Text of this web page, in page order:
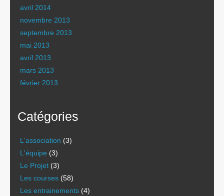
avril 2014
novembre 2013
septembre 2013
mai 2013
avril 2013
mars 2013
février 2013
Catégories
L'association (3)
L'équipe (3)
Le Projet (3)
Les courses (58)
Les entrainements (4)